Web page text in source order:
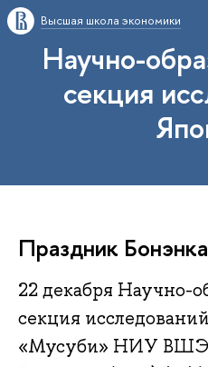
Высшая школа экономики
Научно-
секция
Праздник
22 декабря Научно-
секция
«Мусуби» НИУ ВШЭ